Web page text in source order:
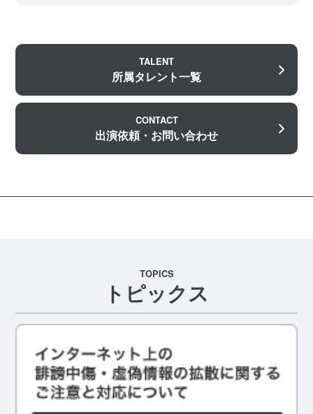
TALENT
所属タレント一覧
CONTACT
出演依頼・お問い合わせ
TOPICS
トピックス